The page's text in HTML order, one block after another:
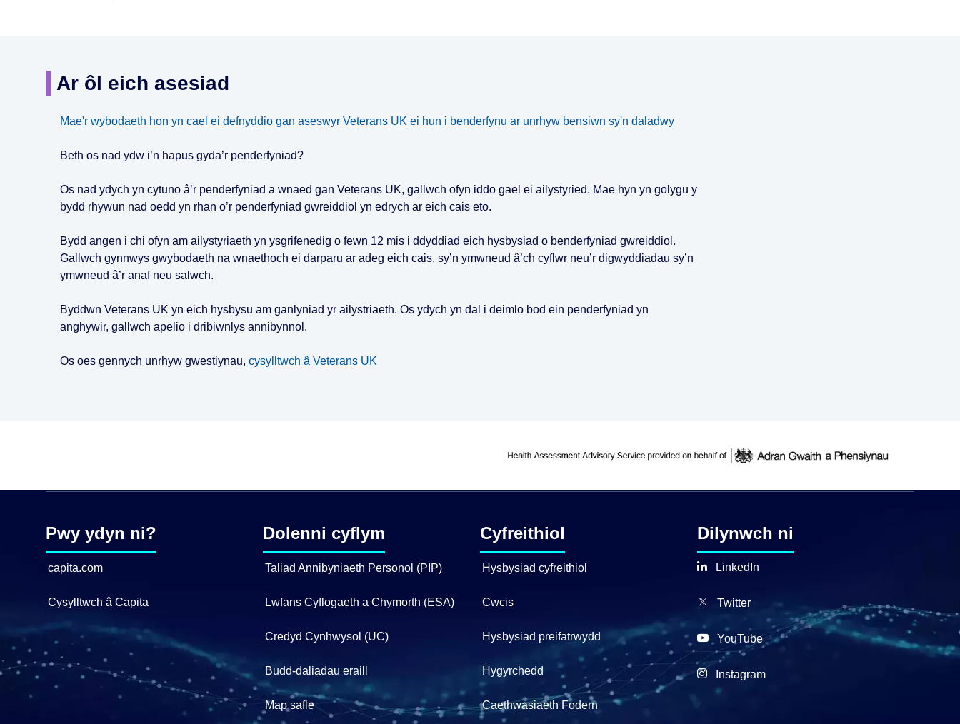
Ar ôl eich asesiad
Mae'r wybodaeth hon yn cael ei defnyddio gan aseswyr Veterans UK ei hun i benderfynu ar unrhyw bensiwn sy'n daladwy
Beth os nad ydw i’n hapus gyda’r penderfyniad?
Os nad ydych yn cytuno â’r penderfyniad a wnaed gan Veterans UK, gallwch ofyn iddo gael ei ailystyried. Mae hyn yn golygu y
bydd rhywun nad oedd yn rhan o’r penderfyniad gwreiddiol yn edrych ar eich cais eto.
Bydd angen i chi ofyn am ailystyriaeth yn ysgrifenedig o fewn 12 mis i ddyddiad eich hysbysiad o benderfyniad gwreiddiol.
Gallwch gynnwys gwybodaeth na wnaethoch ei darparu ar adeg eich cais, sy’n ymwneud â’ch cyflwr neu’r digwyddiadau sy’n
ymwneud â’r anaf neu salwch.
Byddwn Veterans UK yn eich hysbysu am ganlyniad yr ailystriaeth. Os ydych yn dal i deimlo bod ein penderfyniad yn
anghywir, gallwch apelio i dribiwnlys annibynnol.
Os oes gennych unrhyw gwestiynau, cysylltwch â Veterans UK
Pwy ydyn ni?
capita.com
Cysylltwch â Capita
Dolenni cyflym
Taliad Annibyniaeth Personol (PIP)
Lwfans Cyflogaeth a Chymorth (ESA)
Credyd Cynhwysol (UC)
Budd-daliadau eraill
Map safle
Cyfreithiol
Hysbysiad cyfreithiol
Cwcis
Hysbysiad preifatrwydd
Hygyrchedd
Caethwasiaeth Fodern
Dilynwch ni
LinkedIn
Twitter
YouTube
Instagram